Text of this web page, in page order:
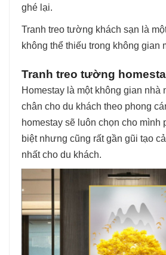
ghé lại.
Tranh treo tường khách sạn là
không thể thiếu trong không gian
Tranh treo tường
Homestay là một không gian nhà
chân cho du khách theo phong
homestay sẽ luôn chọn cho mình
biệt nhưng cũng rất gần gũi tạo
nhất cho du khách.